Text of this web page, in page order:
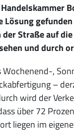
Handelskammer
Lösung
der Straße auf
und durch
Wochenend-,
–
wird der
über 72
liegen im